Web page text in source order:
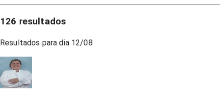
126 resultados
Resultados para dia 12/08